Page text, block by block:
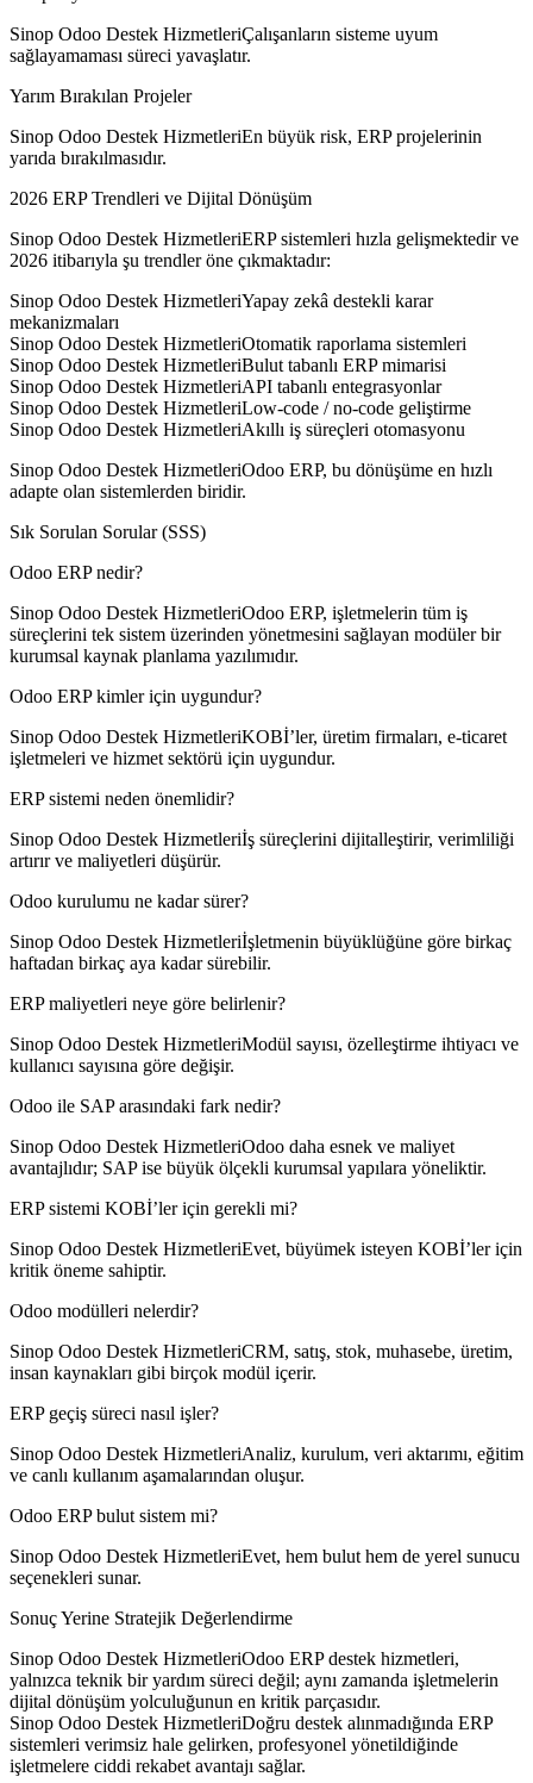
Sinop Odoo Destek HizmetleriÇalışanların sisteme uyum
sağlayamaması süreci yavaşlatır.
Yarım Bırakılan Projeler
Sinop Odoo Destek HizmetleriEn büyük risk, ERP projelerinin
yarıda bırakılmasıdır.
2026 ERP Trendleri ve Dijital Dönüşüm
Sinop Odoo Destek HizmetleriERP sistemleri hızla gelişmektedir ve
2026 itibarıyla şu trendler öne çıkmaktadır:
Sinop Odoo Destek HizmetleriYapay zekâ destekli karar
mekanizmaları
Sinop Odoo Destek HizmetleriOtomatik raporlama sistemleri
Sinop Odoo Destek HizmetleriBulut tabanlı ERP mimarisi
Sinop Odoo Destek HizmetleriAPI tabanlı entegrasyonlar
Sinop Odoo Destek HizmetleriLow-code / no-code geliştirme
Sinop Odoo Destek HizmetleriAkıllı iş süreçleri otomasyonu
Sinop Odoo Destek HizmetleriOdoo ERP, bu dönüşüme en hızlı
adapte olan sistemlerden biridir.
Sık Sorulan Sorular (SSS)
Odoo ERP nedir?
Sinop Odoo Destek HizmetleriOdoo ERP, işletmelerin tüm iş
süreçlerini tek sistem üzerinden yönetmesini sağlayan modüler bir
kurumsal kaynak planlama yazılımıdır.
Odoo ERP kimler için uygundur?
Sinop Odoo Destek HizmetleriKOBİ’ler, üretim firmaları, e-ticaret
işletmeleri ve hizmet sektörü için uygundur.
ERP sistemi neden önemlidir?
Sinop Odoo Destek Hizmetleriİş süreçlerini dijitalleştirir, verimliliği
artırır ve maliyetleri düşürür.
Odoo kurulumu ne kadar sürer?
Sinop Odoo Destek Hizmetleriİşletmenin büyüklüğüne göre birkaç
haftadan birkaç aya kadar sürebilir.
ERP maliyetleri neye göre belirlenir?
Sinop Odoo Destek HizmetleriModül sayısı, özelleştirme ihtiyacı ve
kullanıcı sayısına göre değişir.
Odoo ile SAP arasındaki fark nedir?
Sinop Odoo Destek HizmetleriOdoo daha esnek ve maliyet
avantajlıdır; SAP ise büyük ölçekli kurumsal yapılara yöneliktir.
ERP sistemi KOBİ’ler için gerekli mi?
Sinop Odoo Destek HizmetleriEvet, büyümek isteyen KOBİ’ler için
kritik öneme sahiptir.
Odoo modülleri nelerdir?
Sinop Odoo Destek HizmetleriCRM, satış, stok, muhasebe, üretim,
insan kaynakları gibi birçok modül içerir.
ERP geçiş süreci nasıl işler?
Sinop Odoo Destek HizmetleriAnaliz, kurulum, veri aktarımı, eğitim
ve canlı kullanım aşamalarından oluşur.
Odoo ERP bulut sistem mi?
Sinop Odoo Destek HizmetleriEvet, hem bulut hem de yerel sunucu
seçenekleri sunar.
Sonuç Yerine Stratejik Değerlendirme
Sinop Odoo Destek HizmetleriOdoo ERP destek hizmetleri,
yalnızca teknik bir yardım süreci değil; aynı zamanda işletmelerin
dijital dönüşüm yolculuğunun en kritik parçasıdır.
Sinop Odoo Destek HizmetleriDoğru destek alınmadığında ERP
sistemleri verimsiz hale gelirken, profesyonel yönetildiğinde
işletmelere ciddi rekabet avantajı sağlar.